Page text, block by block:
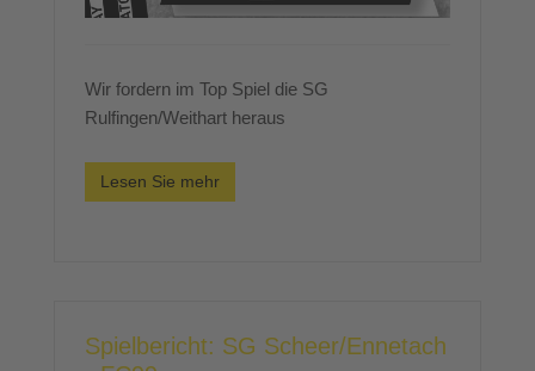
Wir fordern im Top Spiel die SG
Rulfingen/Weithart heraus
Lesen Sie mehr
Spielbericht: SG Scheer/Ennetach